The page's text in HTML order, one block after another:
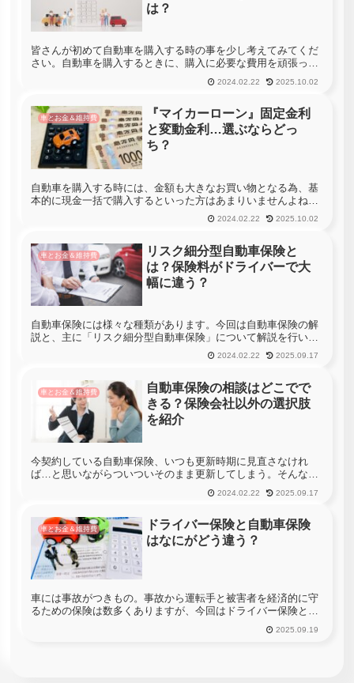
は？
皆さんが初めて自動車を購入する時の事を少し考えてみてくだ
さい。自動車を購入するときに、購入に必要な費用を頑張って
貯金して、即金で買えるようになってから初めて自動車を購入
すると言う方はあまりいないのではないでしょうか？近年では
2024.02.22 2025.10.02
車とお金＆維持費
『マイカーローン』固定金利
と変動金利…選ぶならどっ
ち？
自動車を購入する時には、金額も大きなお買い物となる為、基
本的に現金一括で購入するといった方はあまりいませんよね。
したがって、多くの方はマイカーローンを利用して自動車を購
入するという選択肢になるのですが、マイカーローンには『固
2024.02.22 2025.10.02
車とお金＆維持費
リスク細分型自動車保険と
は？保険料がドライバーで大
幅に違う？
自動車保険には様々な種類があります。今回は自動車保険の解
説と、主に「リスク細分型自動車保険」について解説を行いま
す。自動車保険についてリスク細分型自動車保険の解説の前
に、まずは基本的な自動車保険について解説していきましょ
2024.02.22 2025.09.17
車とお金＆維持費
自動車保険の相談はどこでで
きる？保険会社以外の選択肢
を紹介
今契約している自動車保険、いつも更新時期に見直さなけれ
ば…と思いながらついついそのまま更新してしまう。そんな方
も多いのではないでしょうか？人生において大きな買い物とも
表現される保険ですが、保険会社の担当の人と直接話すとどう
2024.02.22 2025.09.17
車とお金＆維持費
ドライバー保険と自動車保険
はなにがどう違う？
車には事故がつきもの。事故から運転手と被害者を経済的に守
るための保険は数多くありますが、今回はドライバー保険と自
動車保険について解説します。ドライバーになるなら保険への
加入は必須免許を取得し、車を購入、あるいは譲って貰った
2025.09.19